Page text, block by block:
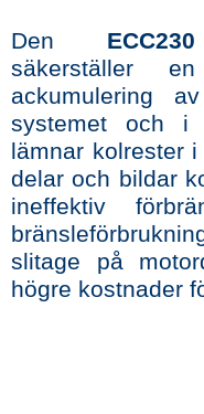
Den
säkerställer
ackumulering
systemet och i
lämnar kolrester
delar och bildar
ineffektiv
slitage på
högre kostnader